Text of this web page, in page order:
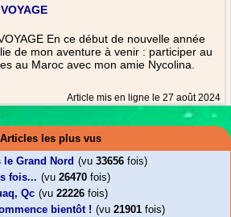
En ce début de nouvelle année
de mon aventure à venir : participer au
au Maroc avec mon amie Nycolina.
Article mis en ligne le 27 août 2024
Articles les plus vus
le Grand Nord (vu 33656 fois)
fois... (vu 26470 fois)
Qc (vu 22226 fois)
bientôt ! (vu 21901 fois)